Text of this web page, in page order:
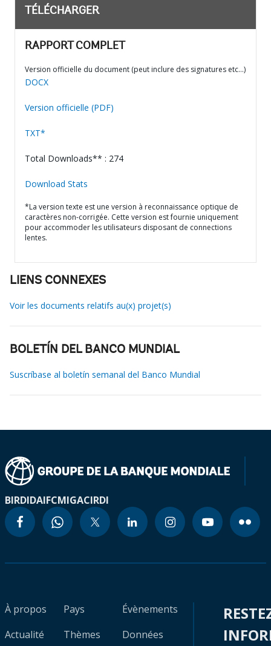
TÉLÉCHARGER
RAPPORT COMPLET
Version officielle du document (peut inclure des signatures etc…)
DOCX
Version officielle (PDF)
TXT*
Total Downloads** : 274
Download Stats
*La version texte est une version à reconnaissance optique de
caractères non-corrigée. Cette version est fournie uniquement
pour accommoder les utilisateurs disposant de connections
lentes.
LIENS CONNEXES
Voir les documents relatifs au(x) projet(s)
BOLETÍN DEL BANCO MUNDIAL
Suscríbase al boletín semanal del Banco Mundial
BIRDIDAIFCMIGACIRDI
À propos
Actualité
Pays
Thèmes
Évènements
Données